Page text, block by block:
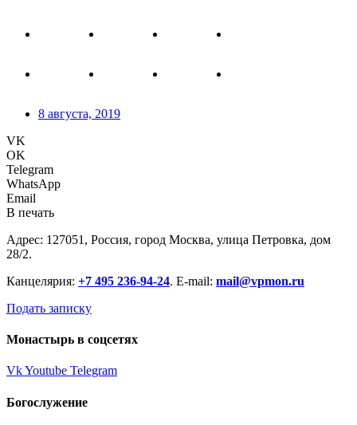
8 августа, 2019
VK
OK
Telegram
WhatsApp
Email
В печать
Адрес: 127051, Россия, город Москва, улица Петровка, дом
28/2.
Канцелярия: +7 495 236-94-24. E-mail: mail@vpmon.ru
Подать записку
Монастырь в соцсетях
VkYoutube Telegram
Богослужение